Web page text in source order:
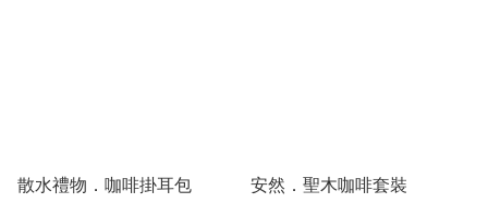
散水禮物．咖啡掛耳包 安然．聖木咖啡套裝